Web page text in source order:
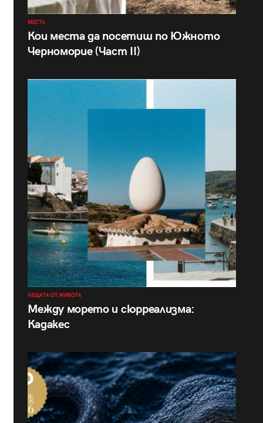
МЕСТА
Кои места да посетиш по Южното
Черноморие (Част II)
НЕЩАТА ОТ ЖИВОТА
Между морето и сюрреализма:
Кадакес